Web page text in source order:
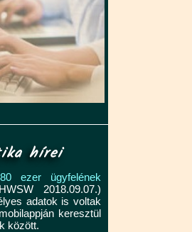
hírei
ezer ügyfelének
2018.09.07.)
adatok is voltak
keresztül
között.